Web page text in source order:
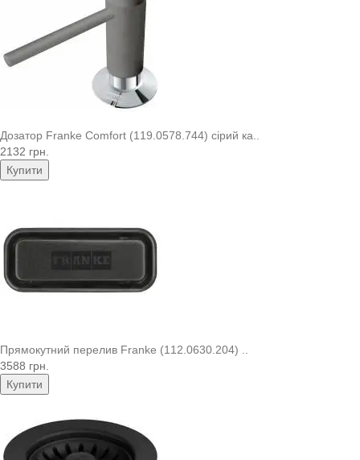
Дозатор Franke Comfort (119.0578.744) сірий ка..
2132 грн.
Купити
Прямокутний перелив Franke (112.0630.204) ..
3588 грн.
Купити